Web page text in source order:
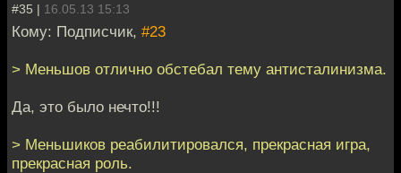
#35 | 16.05.13 15:13
Кому: Подписчик, #23
> Меньшов отлично обстебал тему антисталинизма.
Да, это было нечто!!!
> Меньшиков реабилитировался, прекрасная игра,
прекрасная роль.